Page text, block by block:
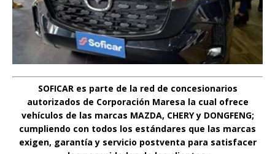
SOFICAR es parte de la red de concesionarios
autorizados de Corporación Maresa la cual ofrece
vehículos de las marcas MAZDA, CHERY y DONGFENG;
cumpliendo con todos los estándares que las marcas
exigen, garantía y servicio postventa para satisfacer